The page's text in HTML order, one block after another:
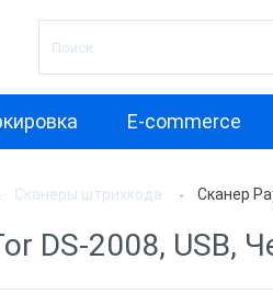
E-commerce
АТОЛ
Honeywell
Сканеры штрихкода Сканер
DS-2008, USB,